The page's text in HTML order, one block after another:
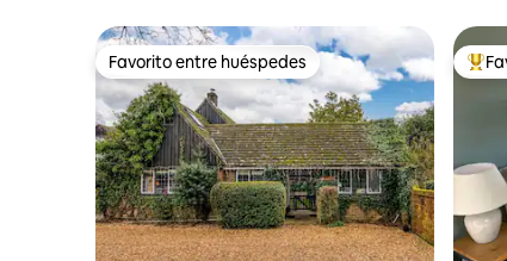
Favorito entre huéspedes
Favorito entre huéspedes